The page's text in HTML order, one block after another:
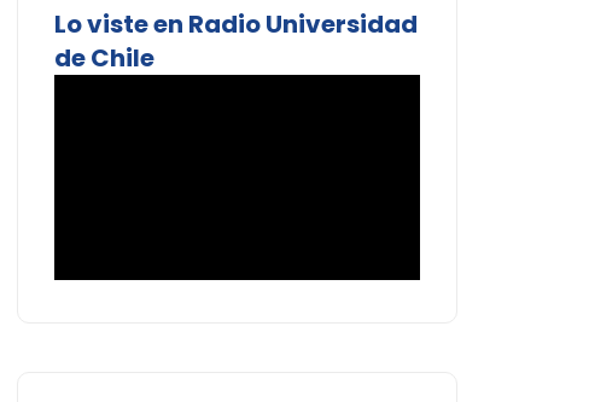
Lo viste en Radio Universidad
de Chile